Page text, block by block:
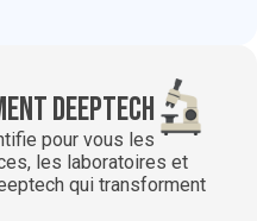
deeptech
pour vous les
les laboratoires et
qui transforment